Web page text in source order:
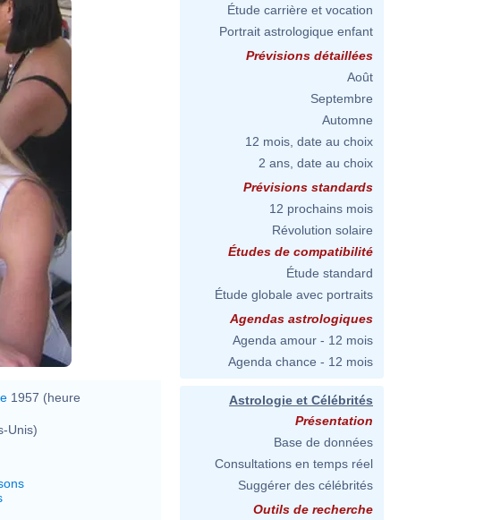
1957 (heure
Unis)
Étude carrière et vocation
Portrait astrologique enfant
Prévisions détaillées
Août
Septembre
Automne
12 mois, date au choix
2 ans, date au choix
Prévisions standards
12 prochains mois
Révolution solaire
Études de compatibilité
Étude standard
Étude globale avec portraits
Agendas astrologiques
Agenda amour - 12 mois
Agenda chance - 12 mois
Astrologie et Célébrités
Présentation
Base de données
Consultations en temps réel
Suggérer des célébrités
Outils de recherche